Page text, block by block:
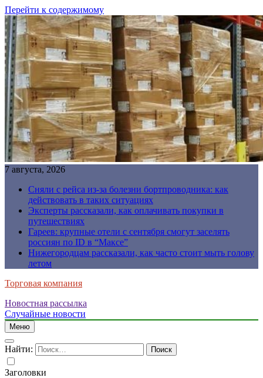
Перейти к содержимому
7 августа, 2026
Сняли с рейса из-за болезни бортпроводника: как
действовать в таких ситуациях
Эксперты рассказали, как оплачивать покупки в
путешествиях
Гареев: крупные отели с сентября смогут заселять
россиян по ID в “Максе”
Нижегородцам рассказали, как часто стоит мыть голову
летом
Торговая компания
Новостная рассылка
Случайные новости
Меню
Найти:
Заголовки